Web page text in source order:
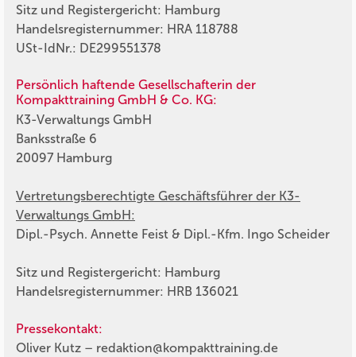
Sitz und Registergericht: Hamburg
Handelsregisternummer: HRA 118788
USt-IdNr.: DE299551378
Persönlich haftende Gesellschafterin der
Kompakttraining GmbH & Co. KG:
K3-Verwaltungs GmbH
Banksstraße 6
20097 Hamburg
Vertretungsberechtigte Geschäftsführer der K3-
Verwaltungs GmbH:
Dipl.-Psych. Annette Feist & Dipl.-Kfm. Ingo Scheider
Sitz und Registergericht: Hamburg
Handelsregisternummer: HRB 136021
Pressekontakt:
Oliver Kutz – redaktion@kompakttraining.de